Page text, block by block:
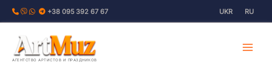
Перейти
+38 095 392 67 67 UKR RU
АГЕНТСТВО АРТИСТОВ И ПРАЗДНИКОВ